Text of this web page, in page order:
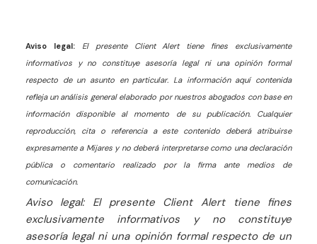
Aviso legal: El presente Client Alert tiene fines exclusivamente
informativos y no constituye asesoría legal ni una opinión formal
respecto de un asunto en particular. La información aquí contenida
refleja un análisis general elaborado por nuestros abogados con base en
información disponible al momento de su publicación. Cualquier
reproducción, cita o referencia a este contenido deberá atribuirse
expresamente a Mijares y no deberá interpretarse como una declaración
pública o comentario realizado por la firma ante medios de
comunicación.
Aviso legal: El presente Client Alert tiene fines
exclusivamente informativos y no constituye
asesoría legal ni una opinión formal respecto de un